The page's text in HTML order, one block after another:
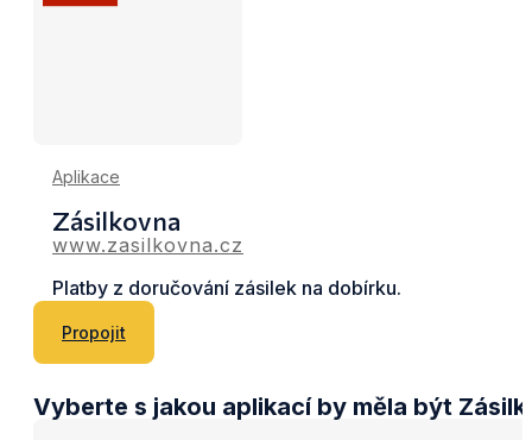
Aplikace
Zásilkovna
www.zasilkovna.cz
Platby z doručování zásilek na dobírku.
Propojit
Vyberte s jakou aplikací by měla být